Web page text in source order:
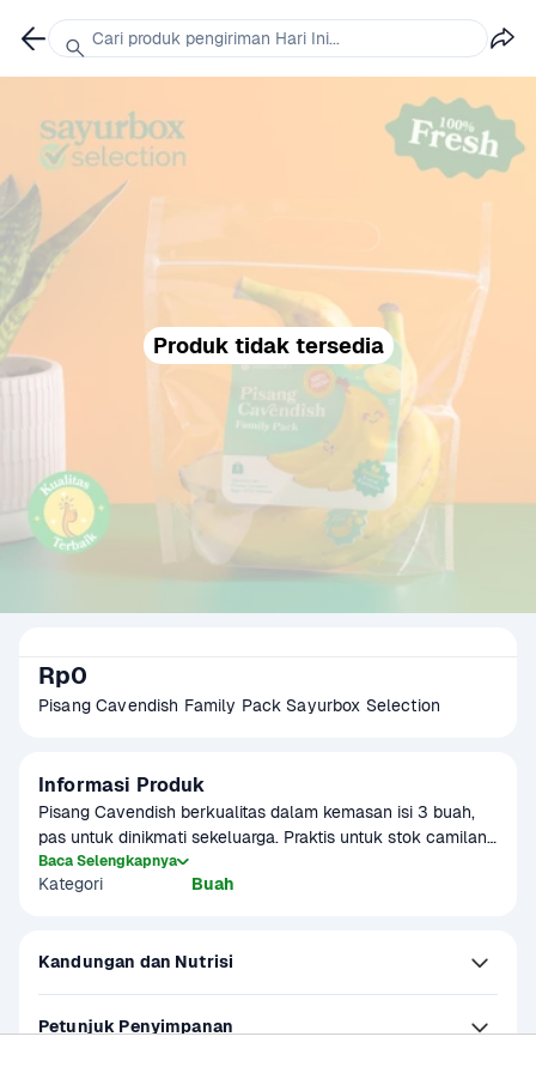
Produk tidak tersedia
Rp0
Pisang Cavendish Family Pack Sayurbox Selection
Informasi Produk
Pisang Cavendish berkualitas dalam kemasan isi 3 buah,
pas untuk dinikmati sekeluarga. Praktis untuk stok camilan
sehat di rumah. Manis alami, dan teksturnya lembut—
disukai anak-anak hingga orang dewasa. Untuk rasa
Baca Selengkapnya
Kategori Buah
Kandungan dan Nutrisi
Petunjuk Penyimpanan
Cari produk pengiriman Hari Ini...